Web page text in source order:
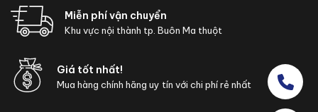
Miễn phí vận chuyển
Khu vực nội thành tp. Buôn Ma thuột
Giá tốt nhất!
Mua hàng chính hãng uy tín với chi phí rẻ nhất